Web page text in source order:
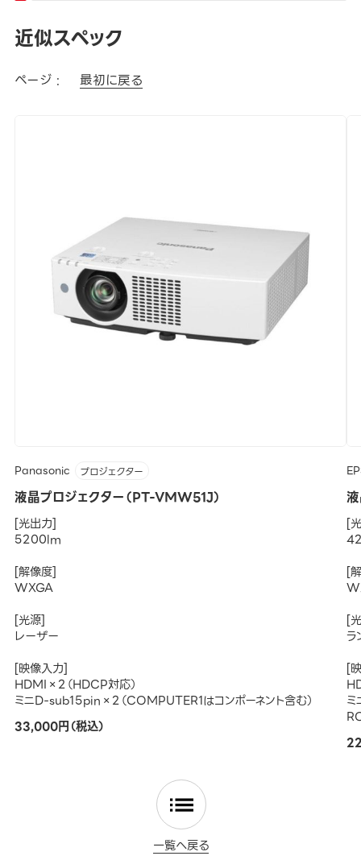
近似スペック
ページ : 最初に戻る
Panasonic プロジェクター
液晶プロジェクター（PT-VMW51J）
[光出力]
5200lm
[解像度]
WXGA
[光源]
レーザー
[映像入力]
HDMI×2（HDCP対応）
ミニD-sub15pin×2（COMPUTER1はコンポーネント含む）
33,000円（税込）
[
[
[
ラ
[
一覧へ戻る